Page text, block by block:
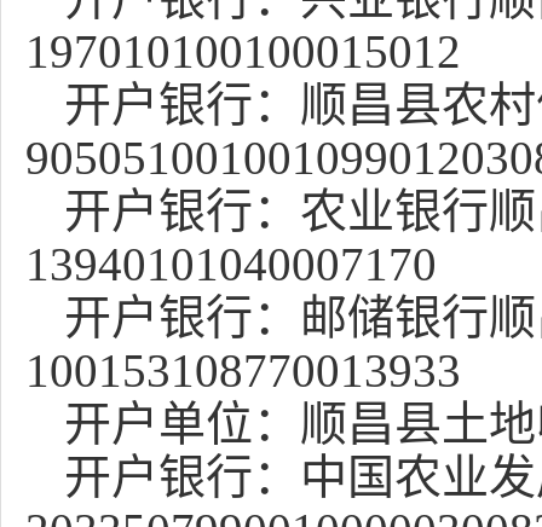
197010100100015012
开户银行：顺昌县农
开户银行：农业银行
13940101040007170
开户银行：邮储银行
100153108770013933
开户单位 ：顺昌县土
开户银行：中国农业